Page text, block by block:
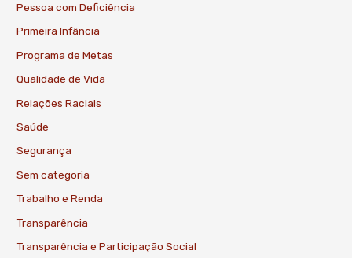
Pessoa com Deficiência
Primeira Infância
Programa de Metas
Qualidade de Vida
Relações Raciais
Saúde
Segurança
Sem categoria
Trabalho e Renda
Transparência
Transparência e Participação Social